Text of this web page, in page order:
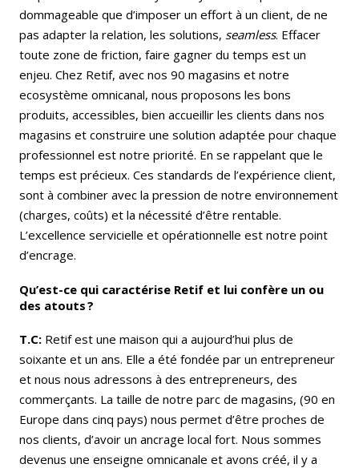
dommageable que d’imposer un effort à un client, de ne
pas adapter la relation, les solutions, seamless. Effacer
toute zone de friction, faire gagner du temps est un
enjeu. Chez Retif, avec nos 90 magasins et notre
ecosystème omnicanal, nous proposons les bons
produits, accessibles, bien accueillir les clients dans nos
magasins et construire une solution adaptée pour chaque
professionnel est notre priorité. En se rappelant que le
temps est précieux. Ces standards de l’expérience client,
sont à combiner avec la pression de notre environnement
(charges, coûts) et la nécessité d’être rentable.
L’excellence servicielle et opérationnelle est notre point
d’encrage.
Qu’est-ce qui caractérise Retif et lui confère un ou
des atouts ?
T.C: Retif est une maison qui a aujourd’hui plus de
soixante et un ans. Elle a été fondée par un entrepreneur
et nous nous adressons à des entrepreneurs, des
commerçants. La taille de notre parc de magasins, (90 en
Europe dans cinq pays) nous permet d’être proches de
nos clients, d’avoir un ancrage local fort. Nous sommes
devenus une enseigne omnicanale et avons créé, il y a